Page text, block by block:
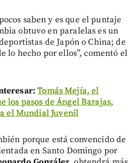
saben y es que el puntaje
obtuvo en paralelas es un
de Japón o China; de
lo hecho por ellos”, comentó el
Tomás Mejía, el
los pasos de Ángel Barajas,
el Mundial Juvenil
porque está convencido de
en Santo Domingo por